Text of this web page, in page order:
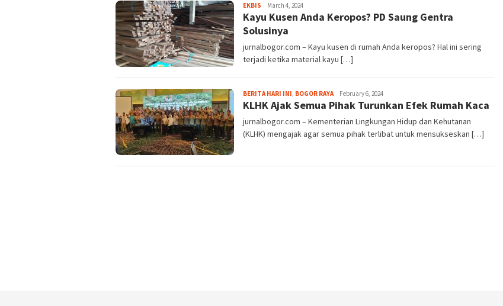
EKBIS Sayyev
March 4, 2024
Kayu Kusen Anda Keropos? PD Saung Gentra
Solusinya
jurnalbogor.com – Kayu kusen di rumah Anda keropos? Hal ini sering
terjadi ketika material kayu […]
BERITA HARI INI, BOGOR RAYAFredy
Kristianto
February 6, 2024
KLHK Ajak Semua Pihak Turunkan Efek Rumah Kaca
jurnalbogor.com – Kementerian Lingkungan Hidup dan Kehutanan
(KLHK) mengajak agar semua pihak terlibat untuk mensukseskan […]